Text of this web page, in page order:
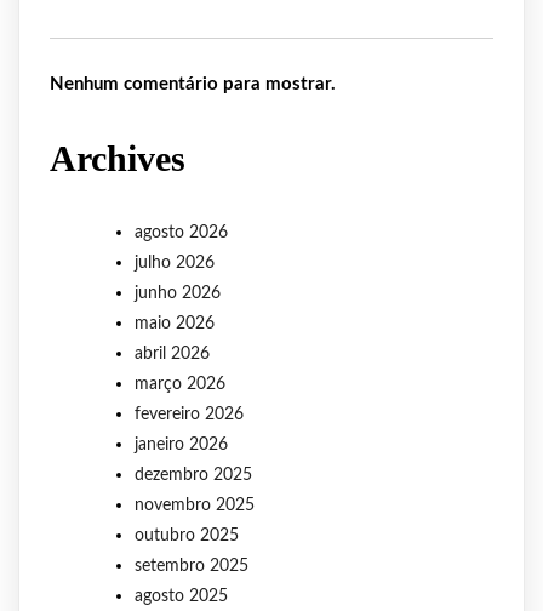
Nenhum comentário para mostrar.
Archives
agosto 2026
julho 2026
junho 2026
maio 2026
abril 2026
março 2026
fevereiro 2026
janeiro 2026
dezembro 2025
novembro 2025
outubro 2025
setembro 2025
agosto 2025